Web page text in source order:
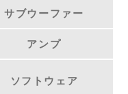
サブウーファー
アンプ
ソフトウェア